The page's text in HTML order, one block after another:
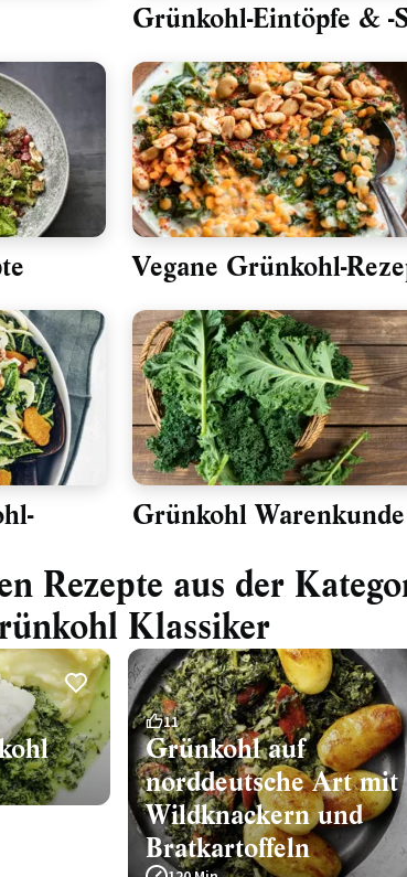
Grünkohl-Eintöpfe & -
Vegane Grünkohl-
Grünkohl Warenkunde
Rezepte aus der
Klassiker
11
Grünkohl auf
norddeutsche Art mit
Wildknackern und
Bratkartoffeln